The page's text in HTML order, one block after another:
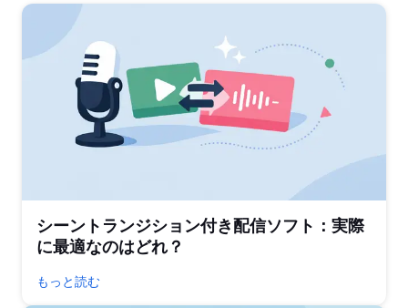
シーントランジション付き配信ソフト：実際
に最適なのはどれ？
もっと読む